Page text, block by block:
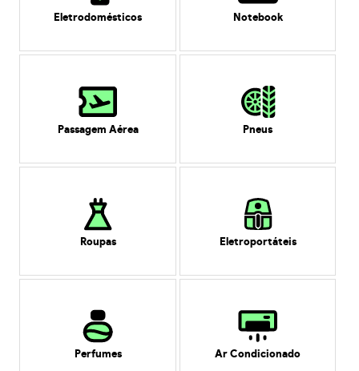
Eletrodomésticos Notebook
Passagem Aérea Pneus
Roupas Eletroportáteis
Perfumes Ar Condicionado